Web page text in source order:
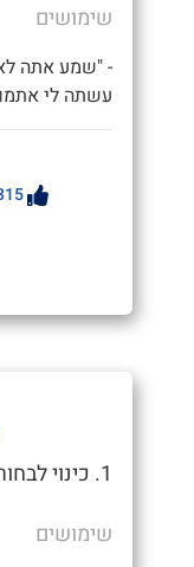
שימושים
- "שמע אתה
עשתה לי
1. כינוי לבחורה.
שימושים